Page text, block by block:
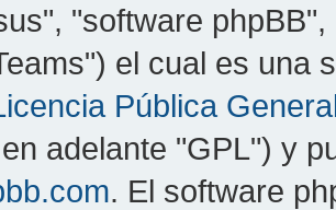
"software
el cual es una
Pública
adelante "GPL") y
. El software